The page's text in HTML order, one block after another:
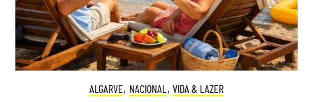
ALGARVE, NACIONAL , VIDA & LAZER